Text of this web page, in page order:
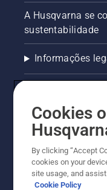
A Husqvarna se
sustentabilidade
Informações
Outros sites
Trabalhe Conosco
Cookies
By clicking “Accept
cookies on your
site usage, and
Cookie Policy